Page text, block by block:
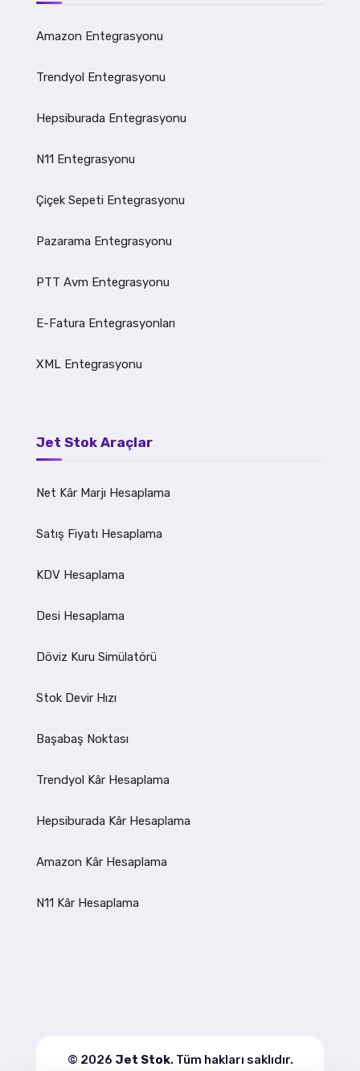
Amazon Entegrasyonu
Trendyol Entegrasyonu
Hepsiburada Entegrasyonu
N11 Entegrasyonu
Çiçek Sepeti Entegrasyonu
Pazarama Entegrasyonu
PTT Avm Entegrasyonu
E-Fatura Entegrasyonları
XML Entegrasyonu
Jet Stok Araçlar
Net Kâr Marjı Hesaplama
Satış Fiyatı Hesaplama
KDV Hesaplama
Desi Hesaplama
Döviz Kuru Simülatörü
Stok Devir Hızı
Başabaş Noktası
Trendyol Kâr Hesaplama
Hepsiburada Kâr Hesaplama
Amazon Kâr Hesaplama
N11 Kâr Hesaplama
© 2026 Jet Stok. Tüm hakları saklıdır.